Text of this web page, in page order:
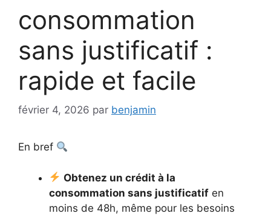
consommation
sans justificatif :
rapide et facile
février 4, 2026 par benjamin
En bref
Obtenez un crédit à la
consommation sans justificatif en
moins de 48h, même pour les besoins